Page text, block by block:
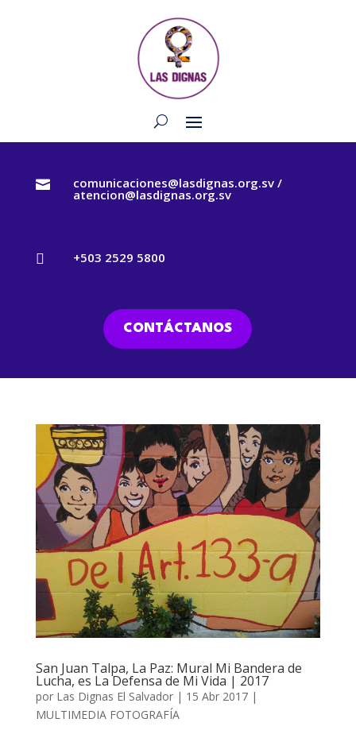
 comunicaciones@lasdignas.org.sv /
atencion@lasdignas.org.sv
 +503 2529 5800
CONTÁCTANOS
San Juan Talpa, La Paz: Mural Mi Bandera de
Lucha, es La Defensa de Mi Vida | 2017
por Las Dignas El Salvador| 15 Abr 2017|
MULTIMEDIA FOTOGRAFÍA